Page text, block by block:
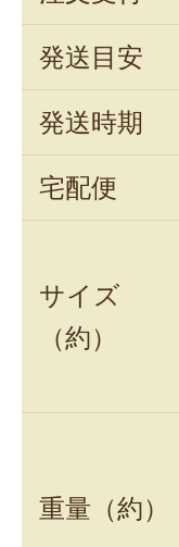
発送目安
発送時期
宅配便
サイズ
（約）
重量（約）